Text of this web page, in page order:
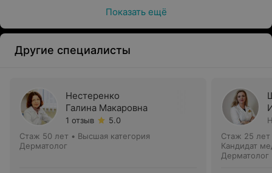
Показать ещё
Другие специалисты
Нестеренко
Галина Макаровна
1 отзыв
5.0
Стаж 50 лет • Высшая категория
Дерматолог
Стаж 25 лет
Кандидат
Дерматолог